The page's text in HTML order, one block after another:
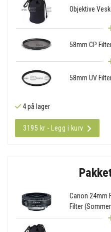
Objektive
58mm CP
58mm UV
4 på lager
3195 kr - Legg i kurv
Canon 24mm
Filter